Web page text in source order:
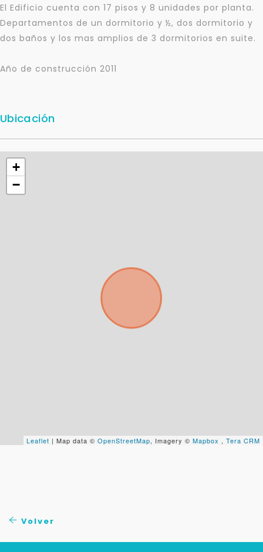
El Edificio cuenta con 17 pisos y 8 unidades por planta.
Departamentos de un dormitorio y ½, dos dormitorio y
dos baños y los mas amplios de 3 dormitorios en suite.
Año de construcción 2011
Ubicación
+
−
Leaflet | Map data © OpenStreetMap, Imagery © Mapbox , Tera CRM
Volver
Tu nombre *
Uso exclusivo
Solo los usamos para responder tu consulta.
Con estos datos podemos responderte mejor y
más rápido.